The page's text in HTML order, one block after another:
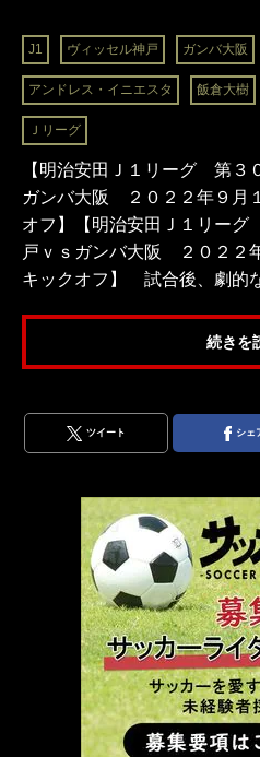
J1 ヴィッセル神戸 ガンバ大阪
アンドレス・イニエスタ 飯倉大樹
Ｊリーグ
【明治安田Ｊ１リーグ 第３
ガンバ大阪 ２０２２年９月
オフ】【明治安田Ｊ１リー
戸ｖｓガンバ大阪 ２０２２
キックオフ】 試合後、劇的
続きを
ツイート シェ